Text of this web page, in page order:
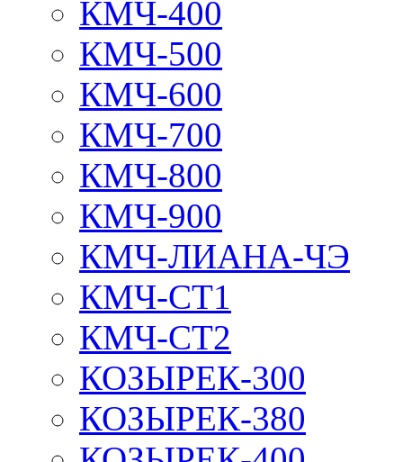
КМЧ-400
КМЧ-500
КМЧ-600
КМЧ-700
КМЧ-800
КМЧ-900
КМЧ-ЛИАНА-ЧЭ
КМЧ-СТ1
КМЧ-СТ2
КОЗЫРЕК-300
КОЗЫРЕК-380